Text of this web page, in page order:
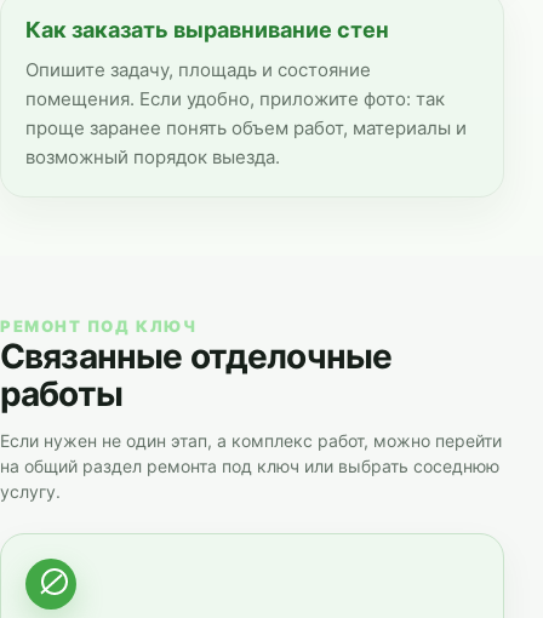
Как заказать выравнивание стен
Опишите задачу, площадь и состояние
помещения. Если удобно, приложите фото: так
проще заранее понять объем работ, материалы и
возможный порядок выезда.
РЕМОНТ ПОД КЛЮЧ
Связанные отделочные
работы
Если нужен не один этап, а комплекс работ, можно перейти
на общий раздел ремонта под ключ или выбрать соседнюю
услугу.